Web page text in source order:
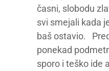
časni, slobodu
svi smejali kada
baš ostavio.
ponekad
sporo i teško ide